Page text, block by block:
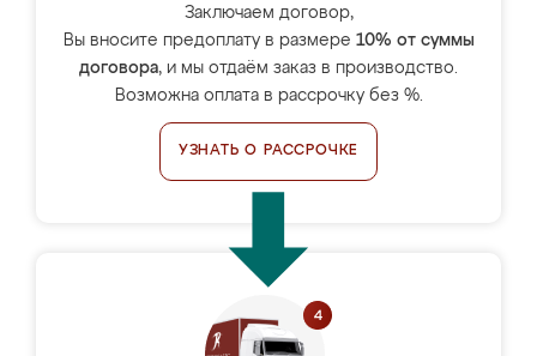
Заключаем договор,
Вы вносите предоплату в размере 10% от суммы
договора, и мы отдаём заказ в производство.
Возможна оплата в рассрочку без %.
УЗНАТЬ О РАССРОЧКЕ